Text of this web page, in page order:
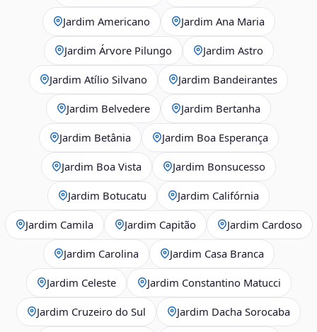
Jardim Americano Jardim Ana Maria
Jardim Árvore Pilungo Jardim Astro
Jardim Atílio Silvano Jardim Bandeirantes
Jardim Belvedere Jardim Bertanha
Jardim Betânia Jardim Boa Esperança
Jardim Boa Vista Jardim Bonsucesso
Jardim Botucatu Jardim Califórnia
Jardim Camila Jardim Capitão Jardim Cardoso
Jardim Carolina Jardim Casa Branca
Jardim Celeste Jardim Constantino Matucci
Jardim Cruzeiro do Sul Jardim Dacha Sorocaba